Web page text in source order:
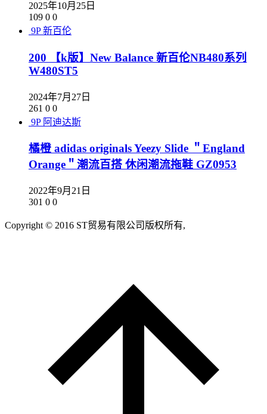
2025年10月25日
109 0 0
9P 新百伦
200 【k版】New Balance 新百伦NB480系列
W480ST5
2024年7月27日
261 0 0
9P 阿迪达斯
橘橙 adidas originals Yeezy Slide ＂England
Orange＂潮流百搭 休闲潮流拖鞋 GZ0953
2022年9月21日
301 0 0
Copyright © 2016 ST贸易有限公司版权所有,